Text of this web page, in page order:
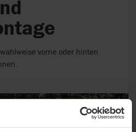
vorne oder hinten